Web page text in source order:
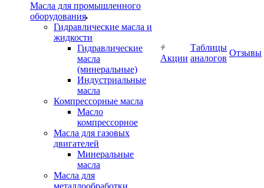
Масла для промышленного
оборудования
Гидравлические масла и
жидкости
Гидравлические
масла
(минеральные)
Индустриальные
масла
Компрессорные масла
Масло
компрессорное
Масла для газовых
двигателей
Минеральные
масла
Масла для
металлообработки
Акции
Таблицы
аналогов
Отзывы